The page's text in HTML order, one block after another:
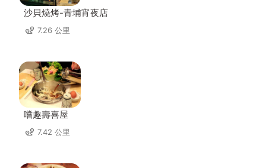
沙貝燒烤-青埔宵夜店
7.26 公里
嚐趣壽喜屋
7.42 公里